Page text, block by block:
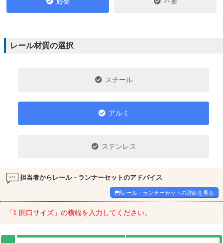
レール材質の選択
スチール
アルミ
ステンレス
担当者からレール・ランナーセットのアドバイス
レール・ランナーセットの詳細を見る
「1.開口サイズ」の横幅を入力してください。